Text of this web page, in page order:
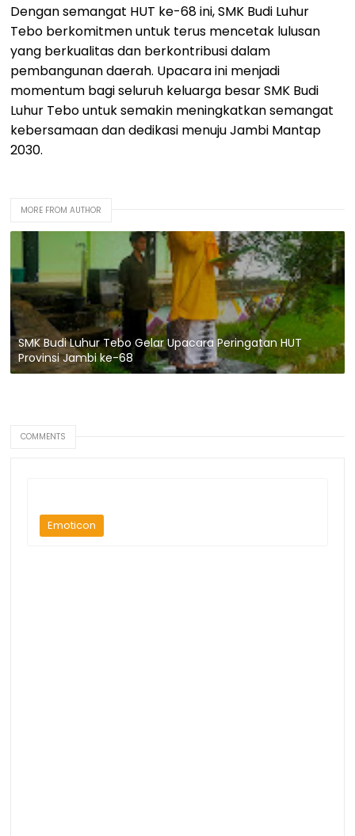
Dengan semangat HUT ke-68 ini, SMK Budi Luhur
Tebo berkomitmen untuk terus mencetak lulusan
yang berkualitas dan berkontribusi dalam
pembangunan daerah. Upacara ini menjadi
momentum bagi seluruh keluarga besar SMK Budi
Luhur Tebo untuk semakin meningkatkan semangat
kebersamaan dan dedikasi menuju Jambi Mantap
2030.
MORE FROM AUTHOR
SMK Budi Luhur Tebo Gelar Upacara Peringatan HUT
Provinsi Jambi ke-68
COMMENTS
Emoticon